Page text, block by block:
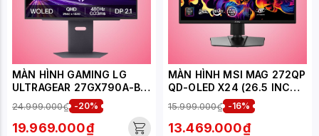
MÀN HÌNH GAMING LG
ULTRAGEAR 27GX790A-B
(26.5 INCH - OLED - 2K -
480HZ - 0.03MS)
24.999.000₫ -20%
19.969.000₫
MÀN HÌNH MSI MAG 272QP
QD-OLED X24 (26.5 INCH -
QD OLED - 2K - 240HZ -
0.03MS - USB TYPEC)
15.999.000₫ -16%
13.469.000₫